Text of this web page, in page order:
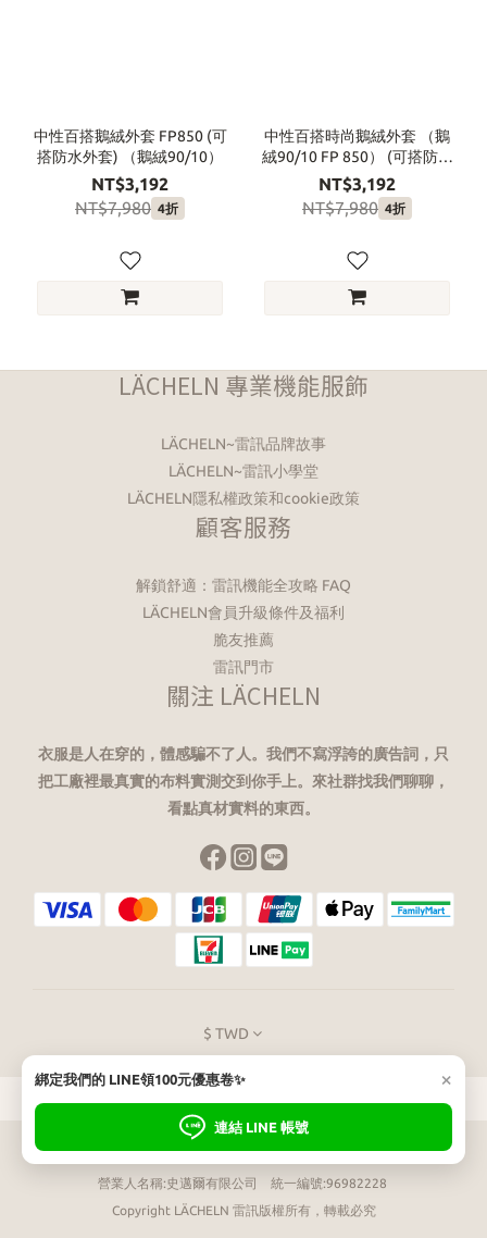
中性百搭鵝絨外套 FP850 (可
搭防水外套) （鵝絨90/10）
NT$3,192
NT$7,980 4折
中性百搭時尚鵝絨外套 （鵝
絨90/10 FP 850） (可搭防水
外套)
NT$3,192
NT$7,980 4折
LÄCHELN 專業機能服飾
LÄCHELN~雷訊品牌故事
LÄCHELN~雷訊小學堂
LÄCHELN隱私權政策和cookie政策
顧客服務
解鎖舒適：雷訊機能全攻略 FAQ
LÄCHELN會員升級條件及福利
脆友推薦
雷訊門市
關注 LÄCHELN
衣服是人在穿的，體感騙不了人。我們不寫浮誇的廣告詞，只
把工廠裡最真實的布料實測交到你手上。來社群找我們聊聊，
看點真材實料的東西。
$ TWD
營業人名稱:史邁爾有限公司 統一編號:96982228
Copyright LÄCHELN 雷訊版權所有，轉載必究
綁定我們的 LINE領100元優惠卷✨ ×
連結 LINE 帳號